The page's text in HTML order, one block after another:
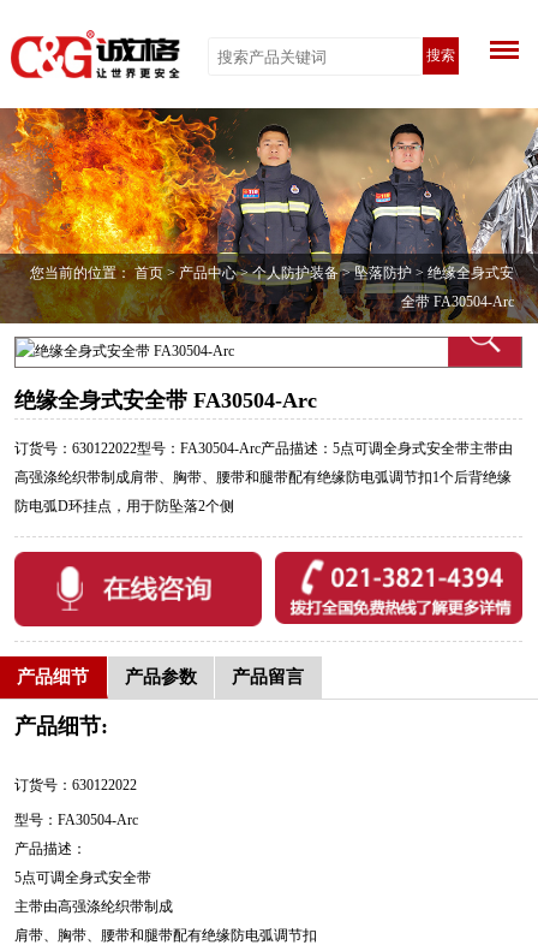
搜索
您当前的位置：首页>产品中心>个人防护装备>坠落防护 > 绝缘全身式安
全带 FA30504-Arc
绝缘全身式安全带 FA30504-Arc
订货号：630122022型号：FA30504-Arc产品描述：5点可调全身式安全带主带由
高强涤纶织带制成肩带、胸带、腰带和腿带配有绝缘防电弧调节扣1个后背绝缘
防电弧D环挂点，用于防坠落2个侧
产品细节 产品参数 产品留言
产品细节:
订货号：630122022
型号：FA30504-Arc
产品描述：
5点可调全身式安全带
主带由高强涤纶织带制成
肩带、胸带、腰带和腿带配有绝缘防电弧调节扣